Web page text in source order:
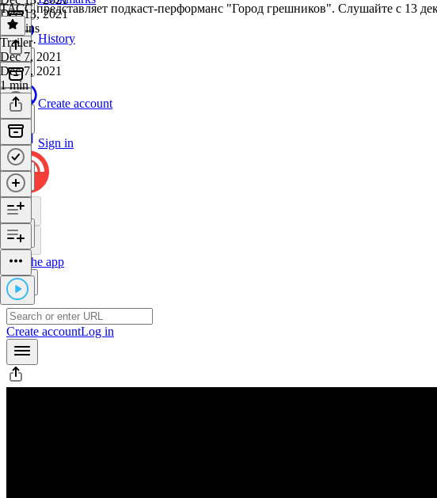
History
Create account
Sign in
Get the app
Create accountLog in
Dec 13, 2021
39 mins
ТАСС представляет подкаст-перформанс "Город грешников". Слушайте с 13
Trailer·
Dec 7, 2021
Dec 7, 2021
1 min